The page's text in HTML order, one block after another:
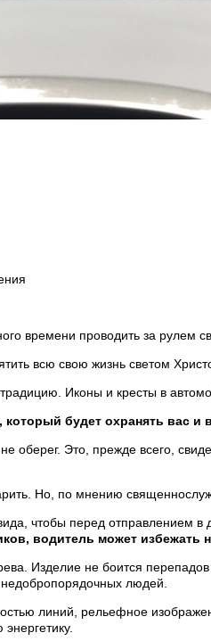
времени проводить за рулем
всю свою жизнь светом
Иконы и кресты в
будет охранять вас и
оберег. Это, прежде всего,
Но, по мнению
чтобы перед отправлением
водитель может избежать
Изделие не боится
людей.
линий, рельефное